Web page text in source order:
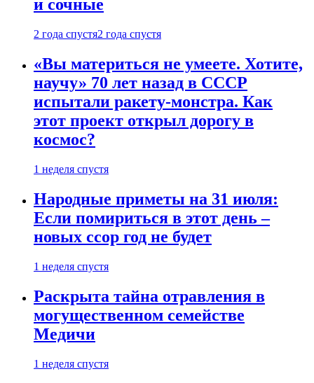
и сочные
2 года спустя2 года спустя
«Вы материться не умеете. Хотите,
научу» 70 лет назад в СССР
испытали ракету-монстра. Как
этот проект открыл дорогу в
космос?
1 неделя спустя
Народные приметы на 31 июля:
Если помириться в этот день –
новых ссор год не будет
1 неделя спустя
Раскрыта тайна отравления в
могущественном семействе
Медичи
1 неделя спустя